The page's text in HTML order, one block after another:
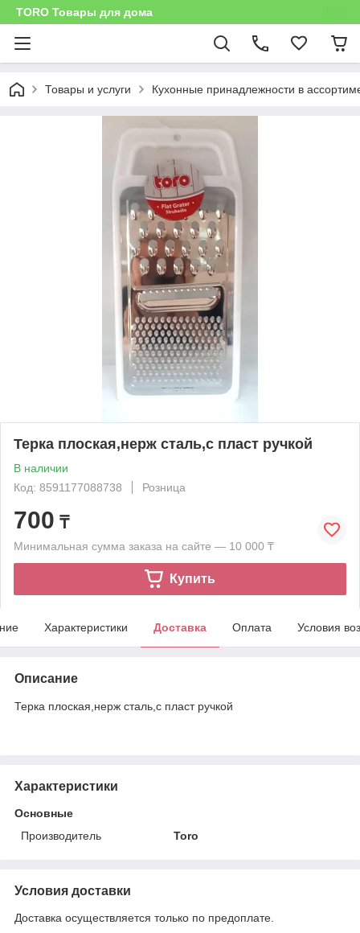
TORO Товары для дома
Товары и услуги Кухонные принадлежности в
Терка плоская,нерж сталь,с пласт ручкой
В наличии
Код: 8591177088738
Розница
700 ₸
Минимальная сумма заказа на сайте — 10 000 ₸
Купить
Характеристики Доставка Оплата Условия
Описание
Терка плоская,нерж сталь,с пласт ручкой
Характеристики
Основные
Производитель
Toro
Условия доставки
Доставка осуществляется только по предоплате.